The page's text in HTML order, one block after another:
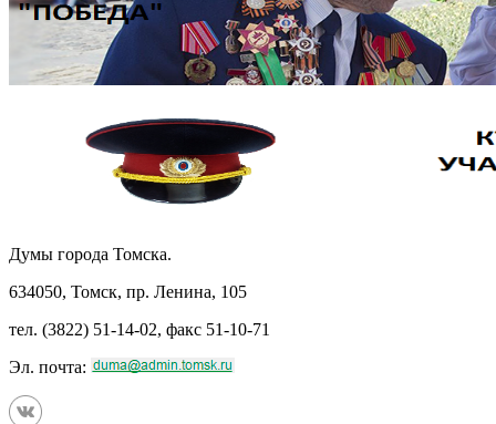
Думы города Томска.
634050, Томск, пр. Ленина, 105
тел. (3822) 51-14-02, факс 51-10-71
Эл. почта: